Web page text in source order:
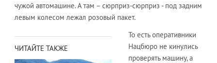
чужой автомашине. А там – сюрприз-сюрприз - под задним
левым колесом лежал розовый пакет.
ЧИТАЙТЕ ТАКЖЕ
То есть оперативники
Нацбюро не кинулись
проверять машину, а